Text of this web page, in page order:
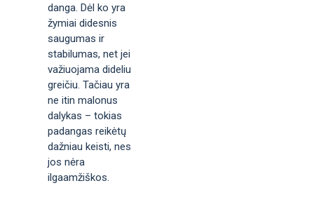
danga. Dėl ko yra
žymiai didesnis
saugumas ir
stabilumas, net jei
važiuojama dideliu
greičiu. Tačiau yra
ne itin malonus
dalykas – tokias
padangas reikėtų
dažniau keisti, nes
jos nėra
ilgaamžiškos.